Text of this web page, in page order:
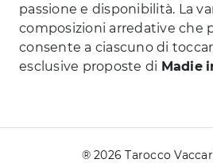
passione e disponibilità. La
composizioni arredative che
consente a ciascuno di
esclusive proposte di Madie
® 2026 Tarocco